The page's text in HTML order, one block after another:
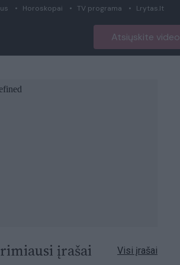
Horoskopai TV programa Lrytas.lt
Atsiųskite video
įrašai Visi įrašai